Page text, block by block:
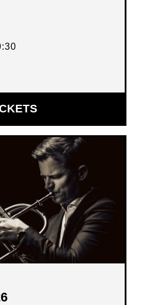
OPENT
IN
NIEUW
VENSTER